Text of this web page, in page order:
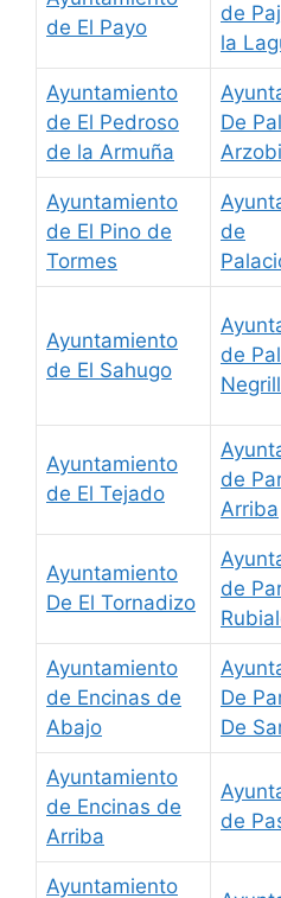
de El Payo
de
la
Ayuntamiento
de El Pedroso
de la Armuña
De
Ayuntamiento
de El Pino de
Tormes
de
Ayuntamiento
de El Sahugo
de
Ayuntamiento
de El Tejado
de
Arriba
Ayuntamiento
De El Tornadizo
de
Ayuntamiento
de Encinas de
Abajo
De
De
Ayuntamiento
de Encinas de
Arriba
de
Ayuntamiento